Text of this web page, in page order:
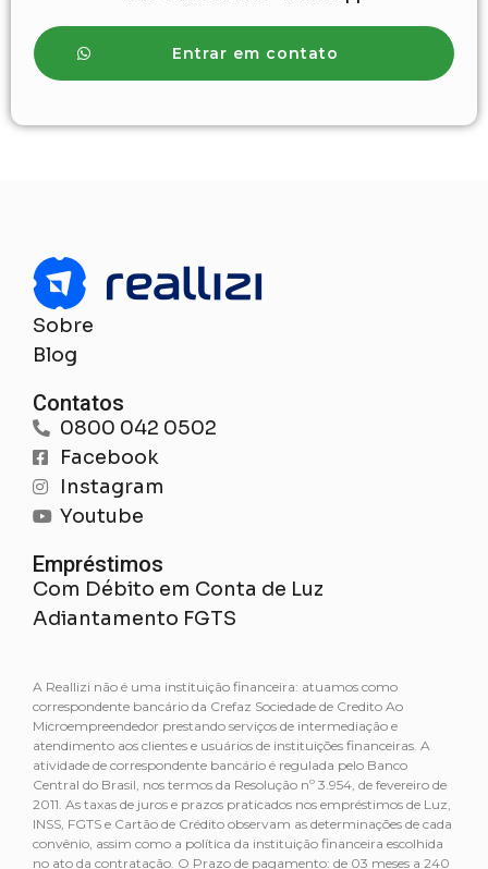
Entrar em contato
Sobre
Blog
Contatos
0800 042 0502
Facebook
Instagram
Youtube
Empréstimos
Com Débito em Conta de Luz
Adiantamento FGTS
A Reallizi não é uma instituição financeira: atuamos como
correspondente bancário da Crefaz Sociedade de Credito Ao
Microempreendedor prestando serviços de intermediação e
atendimento aos clientes e usuários de instituições financeiras. A
atividade de correspondente bancário é regulada pelo Banco
Central do Brasil, nos termos da Resolução nº 3.954, de fevereiro de
2011. As taxas de juros e prazos praticados nos empréstimos de Luz,
INSS, FGTS e Cartão de Crédito observam as determinações de cada
convênio, assim como a política da instituição financeira escolhida
no ato da contratação. O Prazo de pagamento: de 03 meses a 240